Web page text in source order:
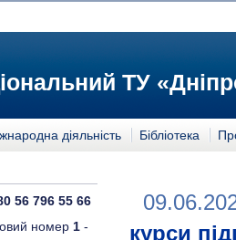
ТУ
діяльність Бібліотека
56 796 55 66
номер 1 -
курси